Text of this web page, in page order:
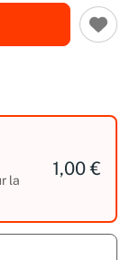
la
1,00 €